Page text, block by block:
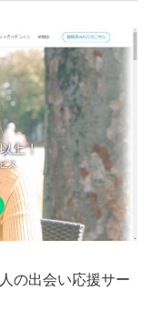
の出会い応援サー